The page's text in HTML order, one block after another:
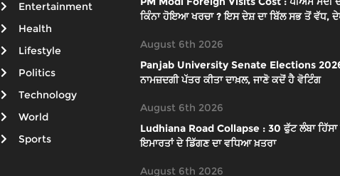
Entertainment
Health
Lifestyle
Politics
Technology
World
Sports
ਕਿੰਨਾ ਹੋਇਆ ਖਰਚਾ ? ਇਸ ਦੇਸ਼ ਦਾ ਬਿੱਲ ਸਭ ਤੋਂ ਵੱਧ,
August 6th 2026
Panjab University Senate Elections
ਨਾਮਜ਼ਦਗੀ ਪੱਤਰ ਕੀਤਾ ਦਾਖ਼ਲ, ਜਾਣੋ ਕਦੋਂ ਹੈ ਵੋਟਿੰਗ
August 6th 2026
Ludhiana Road Collapse : 30 ਫੁੱਟ ਲੰਬਾ
ਇਮਾਰਤਾਂ ਦੇ ਡਿੱਗਣ ਦਾ ਵਧਿਆ ਖ਼ਤਰਾ
August 6th 2026